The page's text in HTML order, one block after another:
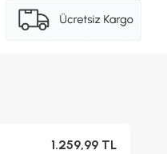
1.259,99 TL